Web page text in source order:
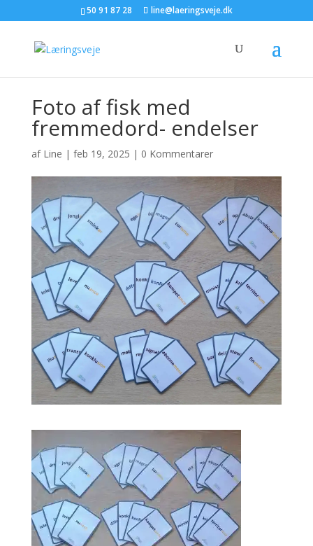
50 91 87 28 line@laeringsveje.dk
Foto af fisk med
fremmedord- endelser
af Line | feb 19, 2025 | 0 Kommentarer